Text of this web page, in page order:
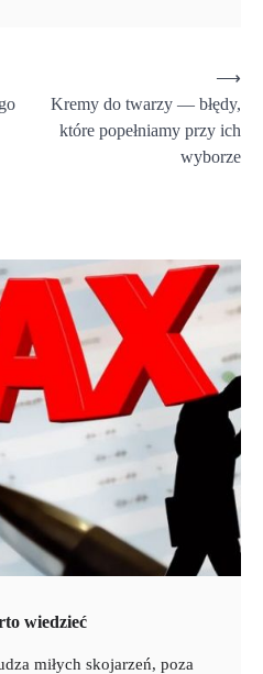
Kremy do twarzy — błędy,
które popełniamy przy ich
wyborze
⟶
wiedzieć
miłych skojarzeń, poza